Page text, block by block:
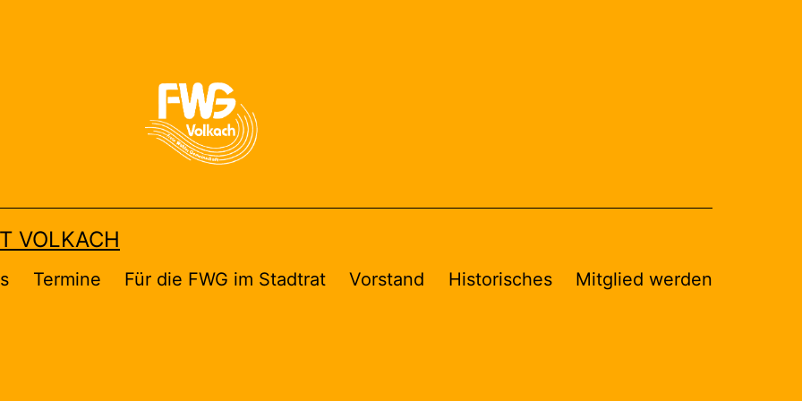
VOLKACH
Termine Für die FWG im Stadtrat Vorstand Historisches Mitglied werden